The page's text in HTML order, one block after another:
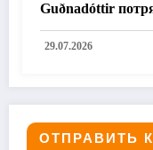
Guðnadóttir
премьерой
29.07.2026
ОТПРАВИТЬ